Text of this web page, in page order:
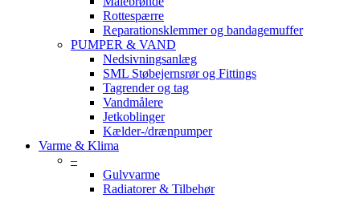
Rottespærre
Reparationsklemmer og bandagemuffer
PUMPER & VAND
Nedsivningsanlæg
SML Støbejernsrør og Fittings
Tagrender og tag
Vandmålere
Jetkoblinger
Kælder-/drænpumper
Varme & Klima
–
Gulvvarme
Radiatorer & Tilbehør